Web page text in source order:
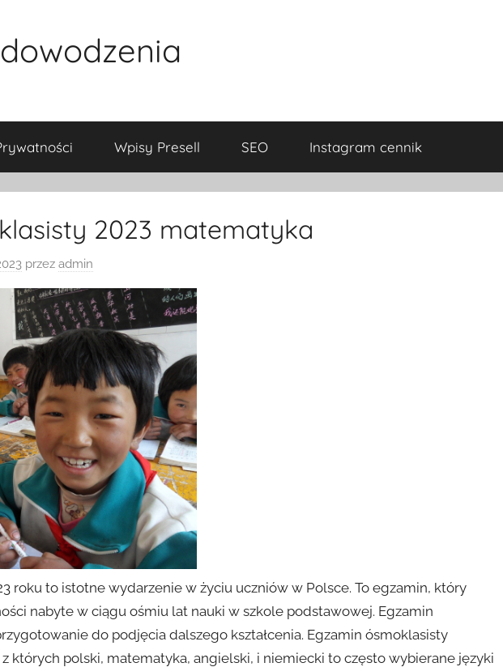
Wpisy Presell SEO Instagram cennik
2023 matematyka
przez admin
roku to istotne wydarzenie w życiu uczniów w Polsce. To egzamin, który
nabyte w ciągu ośmiu lat nauki w szkole podstawowej. Egzamin
do podjęcia dalszego kształcenia. Egzamin ósmoklasisty
których polski, matematyka, angielski, i niemiecki to często wybierane języki